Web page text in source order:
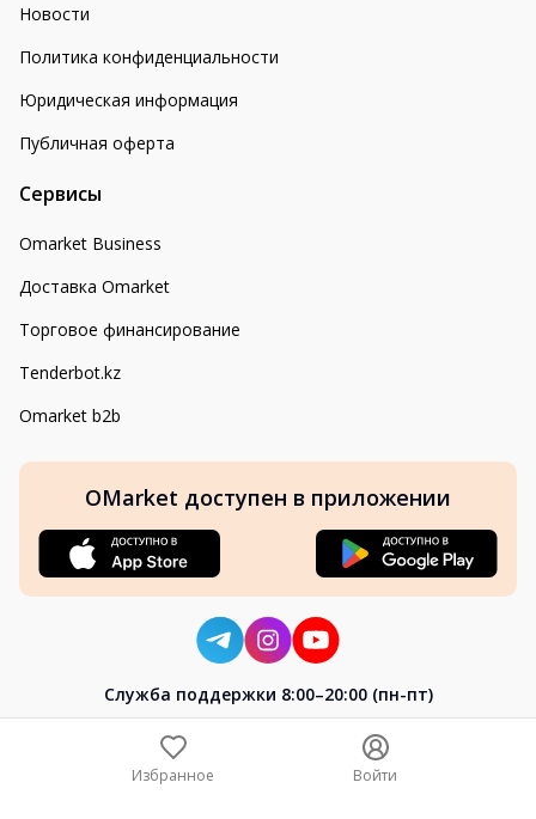
Новости
Политика конфиденциальности
Юридическая информация
Публичная оферта
Сервисы
Omarket Business
Доставка Omarket
Торговое финансирование
Tenderbot.kz
Omarket b2b
OMarket доступен в приложении
Cлужба поддержки 8:00–20:00 (пн-пт)
Избранное Войти